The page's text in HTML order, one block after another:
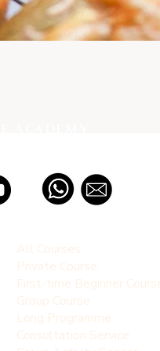
All Courses
Private Course
First-time Beginner
Group Course
Long Programme
Consultation Service